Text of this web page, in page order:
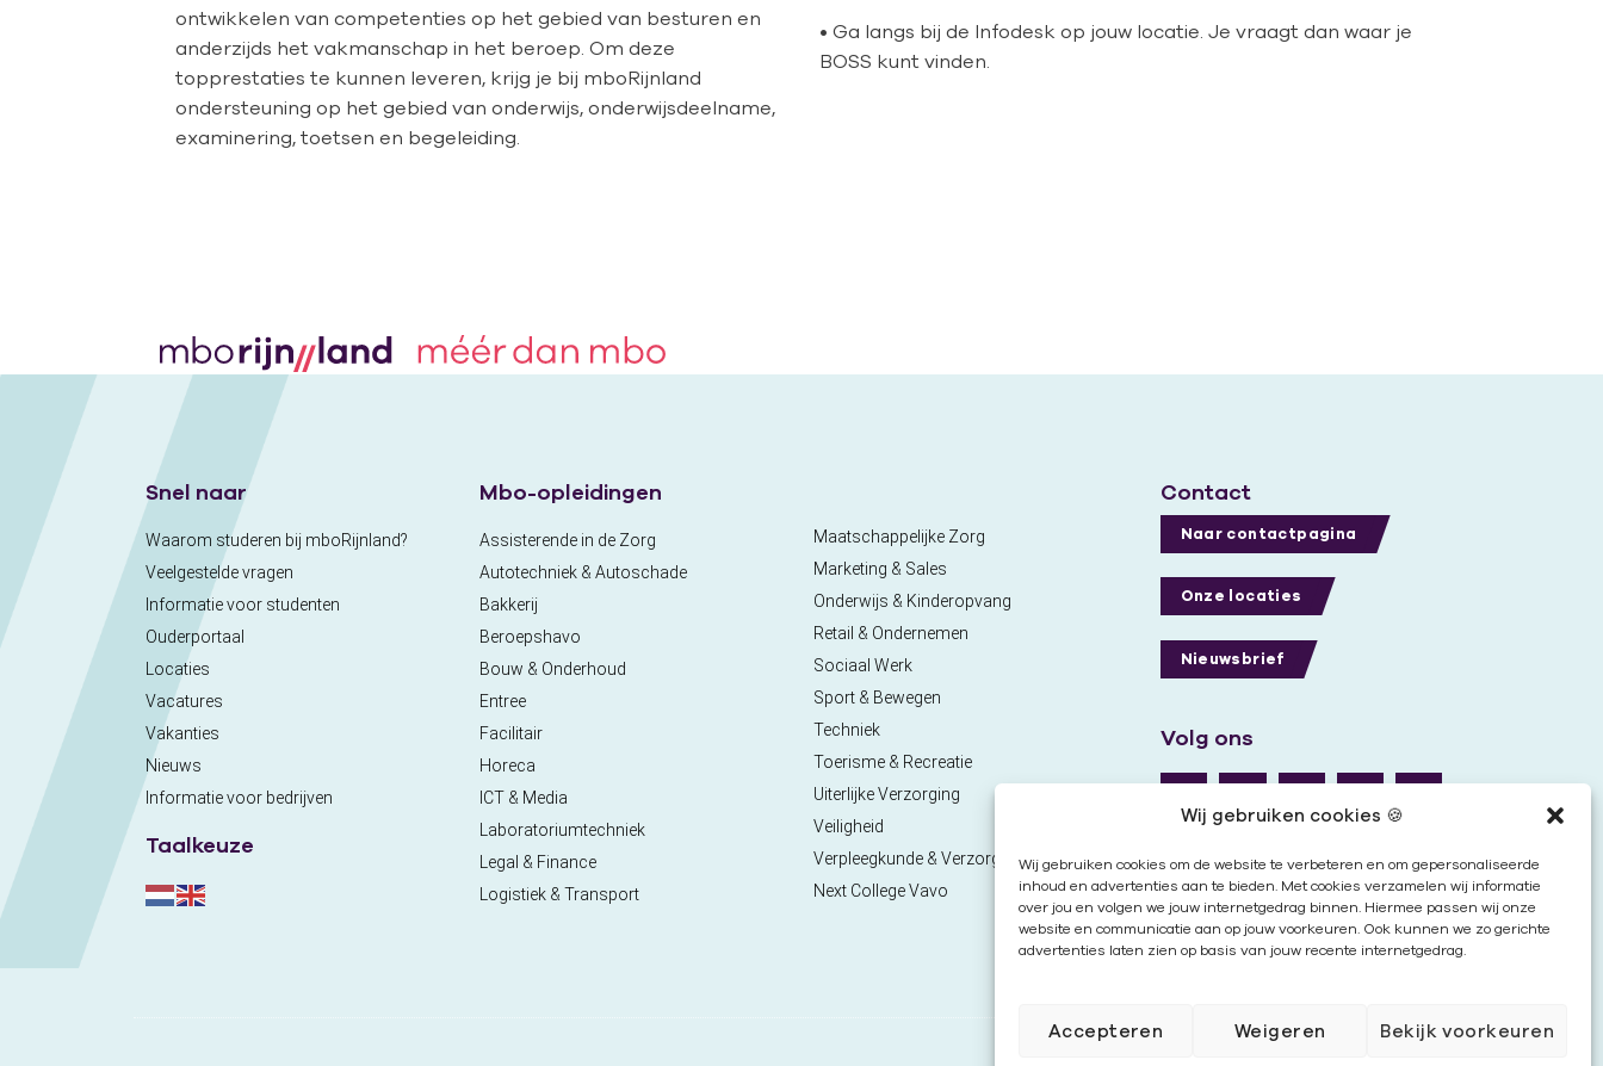
Wij gebruiken cookies 🍪
Wij gebruiken cookies om de website te verbeteren en om gepersonaliseerde
inhoud en advertenties aan te bieden. Met cookies verzamelen wij informatie
over jou en volgen we jouw internetgedrag binnen. Hiermee passen wij onze
website en communicatie aan op jouw voorkeuren. Ook kunnen we zo gerichte
advertenties laten zien op basis van jouw recente internetgedrag.
Accepteren Weigeren Bekijk voorkeuren
ontwikkelen van competenties op het gebied van besturen en
anderzijds het vakmanschap in het beroep. Om deze
topprestaties te kunnen leveren, krijg je bij mboRijnland
ondersteuning op het gebied van onderwijs, onderwijsdeelname,
examinering, toetsen en begeleiding.
• Ga langs bij de Infodesk op jouw locatie. Je vraagt dan waar je
BOSS kunt vinden.
Snel naar
Waarom studeren bij mboRijnland?
Veelgestelde vragen
Informatie voor studenten
Ouderportaal
Locaties
Vacatures
Vakanties
Nieuws
Informatie voor bedrijven
Taalkeuze
Mbo-opleidingen
Assisterende in de Zorg
Autotechniek & Autoschade
Bakkerij
Beroepshavo
Bouw & Onderhoud
Entree
Facilitair
Horeca
ICT & Media
Laboratoriumtechniek
Legal & Finance
Logistiek & Transport
Maatschappelijke Zorg
Marketing & Sales
Onderwijs & Kinderopvang
Retail & Ondernemen
Sociaal Werk
Sport & Bewegen
Techniek
Toerisme & Recreatie
Uiterlijke Verzorging
Veiligheid
Verpleegkunde & Verzorgende
Next College Vavo
Contact
Naar contactpagina
Onze locaties
Nieuwsbrief
Volg ons